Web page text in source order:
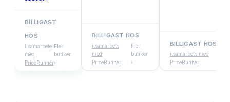
BILLIGAST
HOS
i samarbete
med
PriceRunner
Fler
butiker
›
BILLIGAST HOS
i samarbete
med
PriceRunner
Fler
butiker
›
BILLIGAST HOS
i samarbete med
PriceRunner